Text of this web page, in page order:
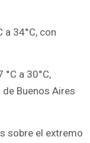
34°C, con
a 30°C,
Buenos Aires
sobre el extremo